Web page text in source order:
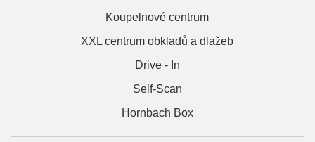
Koupelnové centrum
XXL centrum obkladů a dlažeb
Drive - In
Self-Scan
Hornbach Box